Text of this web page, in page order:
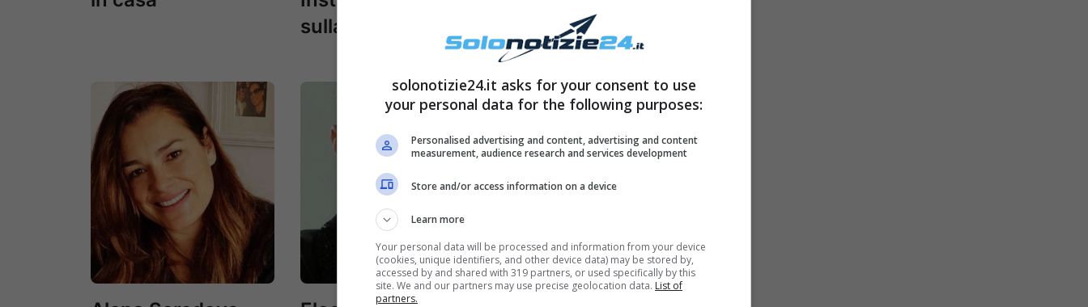
sulla Sorvegliante
solonotizie24.it asks for your consent to use
your personal data for the following purposes:
Personalised advertising and content, advertising and content
measurement, audience research and services development
Store and/or access information on a device
Learn more
Your personal data will be processed and information from your device
(cookies, unique identifiers, and other device data) may be stored by,
accessed by and shared with 319 partners, or used specifically by this
site. We and our partners may use precise geolocation data. List of
partners.